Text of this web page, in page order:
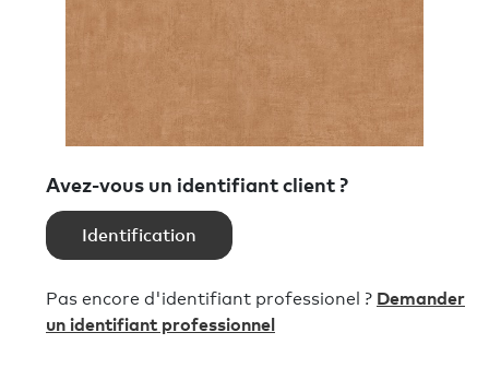
Avez-vous un identifiant client ?
Identification
Pas encore d'identifiant professionel ? Demander
un identifiant professionnel